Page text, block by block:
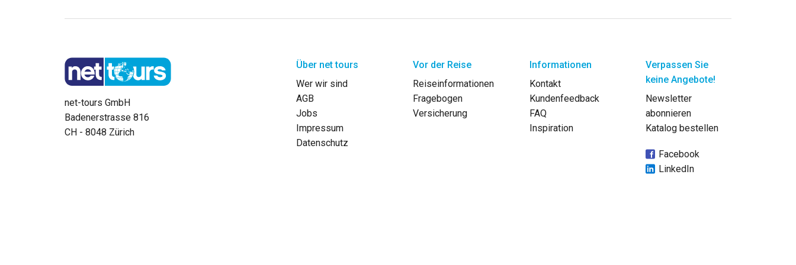
net-tours GmbH
Badenerstrasse 816
CH - 8048 Zürich
Über net tours
Wer wir sind
AGB
Jobs
Impressum
Datenschutz
Vor der Reise
Reiseinformationen
Fragebogen
Versicherung
Informationen
Kontakt
Kundenfeedback
FAQ
Inspiration
Verpassen Sie
keine Angebote!
Newsletter
abonnieren
Katalog bestellen
Facebook
LinkedIn